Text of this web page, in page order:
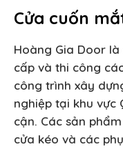
Cửa cuốn
Hoàng Gia Door
cấp và thi công
công trình xây
nghiệp tại khu vực
cận. Các sản
cửa kéo và các